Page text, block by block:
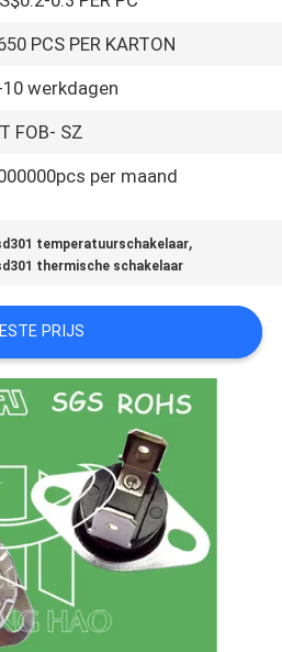
PCS PER KARTON
10 werkdagen
FOB- SZ
per maand
temperatuurschakelaar,
thermische schakelaar
PRIJS